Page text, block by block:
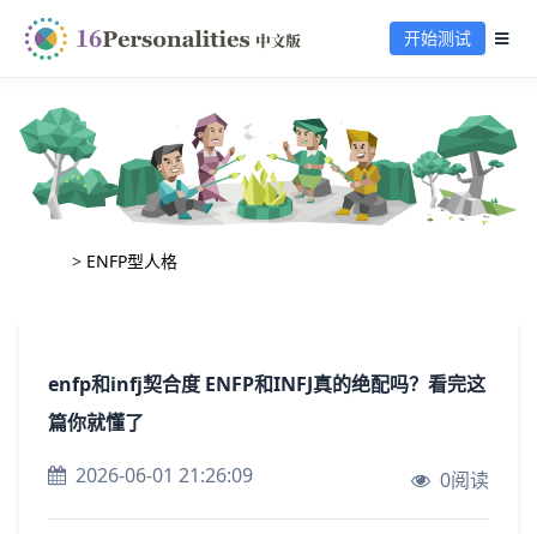
开始测试
> ENFP型人格
enfp和infj契合度 ENFP和INFJ真的绝配吗？看完这
篇你就懂了
2026-06-01 21:26:09
0阅读